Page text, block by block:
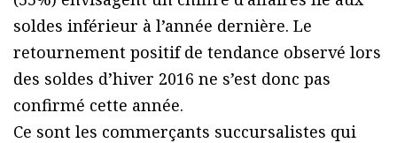
soldes inférieur à l’année dernière. Le
retournement positif de tendance observé lors
des soldes d’hiver 2016 ne s’est donc pas
confirmé cette année.
Ce sont les commerçants succursalistes qui